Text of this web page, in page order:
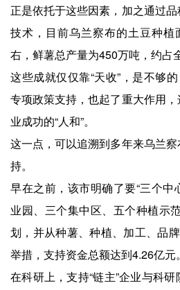
正是依托于这些因素，加之通过
技术，目前乌兰察布的土豆种植
右，鲜薯总产量为450万吨，约占
这些成就仅仅靠“天收”，是不够
专项政策支持，也起了重大作用
业成功的“人和”。
这一点，可以追溯到多年来乌兰
持。
早在之前，该市明确了要“三个
业园、三个集中区、五个种植示
划，并从种薯、种植、加工、品
举措，支持资金总额达到4.26亿元。
在科研上，支持“链主”企业与科研